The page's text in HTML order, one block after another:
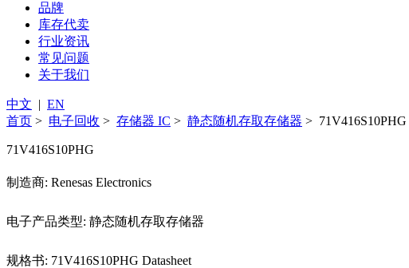
品牌
库存代卖
行业资讯
常见问题
关于我们
中文 | EN
首页 > 电子回收 > 存储器 IC > 静态随机存取存储器 > 71V416S10PHG
71V416S10PHG
制造商: Renesas Electronics
电子产品类型: 静态随机存取存储器
规格书: 71V416S10PHG Datasheet